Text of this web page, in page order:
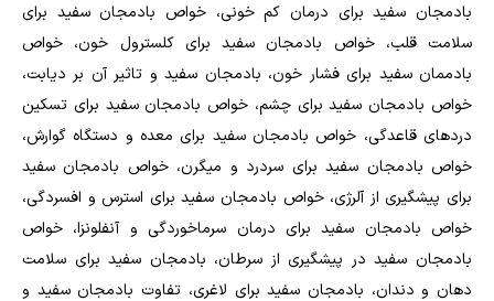
بادمجان سفید برای درمان کم خونی، خواص بادمجان سفید برای
سلامت قلب، خواص بادمجان سفید برای کلسترول خون، خواص
بادممان سفید برای فشار خون، بادمجان سفید و تاثیر آن بر دیابت،
خواص بادمجان سفید برای چشم، خواص بادمجان سفید برای تسکین
درد‌های قاعدگی، خواص بادمجان سفید برای معده و دستگاه گوارش،
خواص بادمجان سفید برای سردرد و میگرن، خواص بادمجان سفید
برای پیشگیری از آلرژی، خواص بادمجان سفید برای استرس و افسردگی،
خواص بادمجان سفید برای درمان سرماخوردگی و آنفلونزا، خواص
بادمجان سفید در پیشگیری از سرطان، بادمجان سفید برای سلامت
دهان و دندان، بادمجان سفید برای لاغری، تفاوت بادمجان سفید و